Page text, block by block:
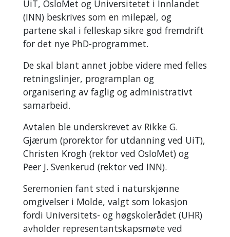
UiT, OsloMet og Universitetet i Innlandet
(INN) beskrives som en milepæl, og
partene skal i felleskap sikre god fremdrift
for det nye PhD-programmet.
De skal blant annet jobbe videre med felles
retningslinjer, programplan og
organisering av faglig og administrativt
samarbeid.
Avtalen ble underskrevet av Rikke G.
Gjærum (prorektor for utdanning ved UiT),
Christen Krogh (rektor ved OsloMet) og
Peer J. Svenkerud (rektor ved INN).
Seremonien fant sted i naturskjønne
omgivelser i Molde, valgt som lokasjon
fordi Universitets- og høgskolerådet (UHR)
avholder representantskapsmøte ved